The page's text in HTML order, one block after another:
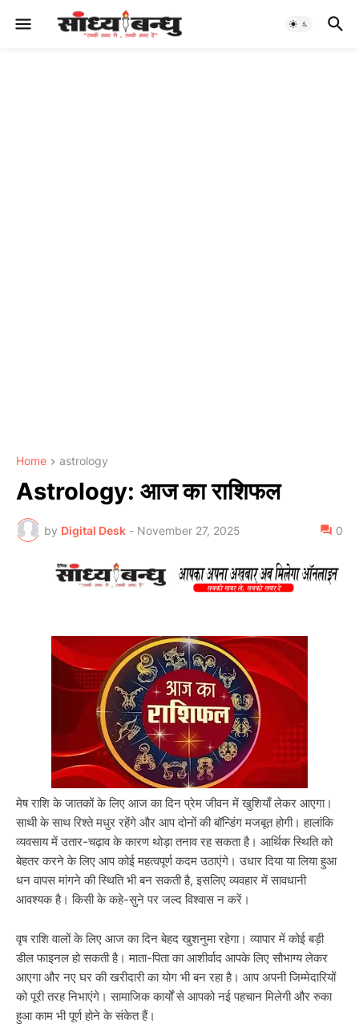
Home astrology
Astrology: आज का राशिफल
by Digital Desk - November 27, 2025 0
मेष राशि के जातकों के लिए आज का दिन प्रेम जीवन में खुशियाँ लेकर आएगा।
साथी के साथ रिश्ते मधुर रहेंगे और आप दोनों की बॉन्डिंग मजबूत होगी। हालांकि
व्यवसाय में उतार-चढ़ाव के कारण थोड़ा तनाव रह सकता है। आर्थिक स्थिति को
बेहतर करने के लिए आप कोई महत्वपूर्ण कदम उठाएंगे। उधार दिया या लिया हुआ
धन वापस मांगने की स्थिति भी बन सकती है, इसलिए व्यवहार में सावधानी
आवश्यक है। किसी के कहे-सुने पर जल्द विश्वास न करें।
वृष राशि वालों के लिए आज का दिन बेहद खुशनुमा रहेगा। व्यापार में कोई बड़ी
डील फाइनल हो सकती है। माता-पिता का आशीर्वाद आपके लिए सौभाग्य लेकर
आएगा और नए घर की खरीदारी का योग भी बन रहा है। आप अपनी जिम्मेदारियों
को पूरी तरह निभाएंगे। सामाजिक कार्यों से आपको नई पहचान मिलेगी और रुका
हुआ काम भी पूर्ण होने के संकेत हैं।